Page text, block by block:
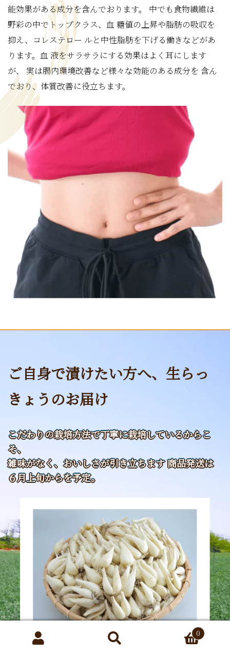
能効果がある成分を含んでおります。 中でも食物繊維は
野彩の中でトップクラス、血 糖値の上昇や脂肪の吸収を
抑え、コレステロー ルと中性脂肪を下げる働きなどがあ
ります。血 液をサラサラにする効果はよく耳にします
が、 実は腸内環境改善など様々な効能のある成分を 含ん
でおり、体質改善に役立ちます。
ご自身で漬けたい方へ、生らっ
きょうのお届け
こだわりの栽培方法で丁寧に栽培しているからこ
そ、
雑味がなく、おいしさが引き立ちます 商品発送は
６月上旬からを予定。
0